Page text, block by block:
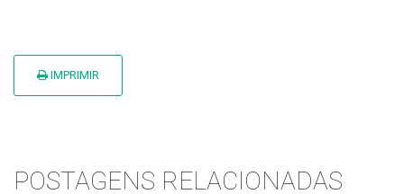
IMPRIMIR
POSTAGENS RELACIONADAS